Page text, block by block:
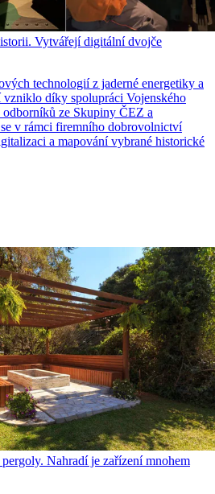
Vytvářejí digitální dvojče
technologií z jaderné energetiky a
díky spolupráci Vojenského
odborníků ze Skupiny ČEZ a
v rámci firemního dobrovolnictví
a mapování vybrané historické
Nahradí je zařízení mnohem